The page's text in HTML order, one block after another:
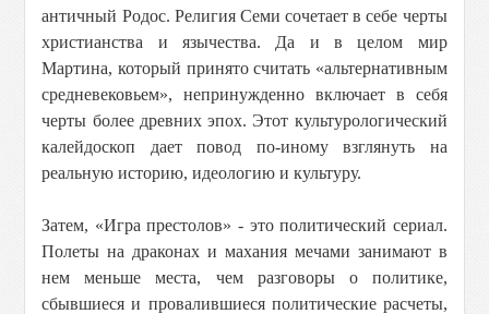
античный Родос. Религия Семи сочетает в себе черты
христианства и язычества. Да и в целом мир
Мартина, который принято считать «альтернативным
средневековьем», непринужденно включает в себя
черты более древних эпох. Этот культурологический
калейдоскоп дает повод по-иному взглянуть на
реальную историю, идеологию и культуру.
Затем, «Игра престолов» - это политический сериал.
Полеты на драконах и махания мечами занимают в
нем меньше места, чем разговоры о политике,
сбывшиеся и провалившиеся политические расчеты,